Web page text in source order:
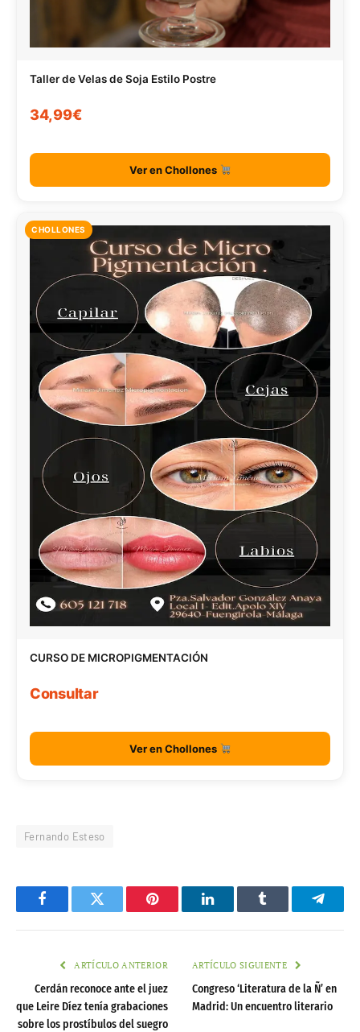
Taller de Velas de Soja Estilo Postre
34,99€
Ver en Chollones
CHOLLONES
CURSO DE MICROPIGMENTACIÓN
Consultar
Ver en Chollones
Fernando Esteso
FacebookTwitter Pinterest LinkedInTumblr
ARTÍCULO ANTERIOR
Cerdán reconoce ante el juez
que Leire Díez tenía grabaciones
sobre los prostíbulos del suegro
ARTÍCULO SIGUIENTE
Congreso ‘Literatura de la Ñ’ en
Madrid: Un encuentro literario